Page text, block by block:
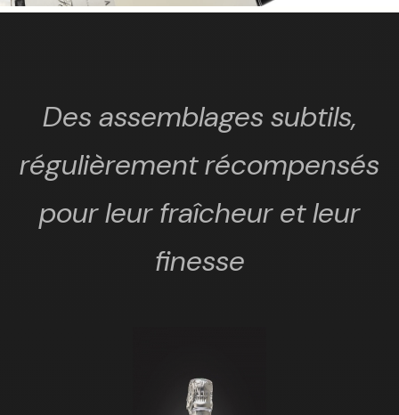
Des assemblages subtils,
régulièrement récompensés
pour leur fraîcheur et leur
finesse